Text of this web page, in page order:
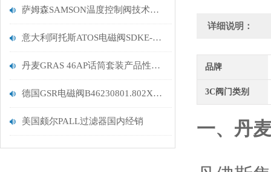
萨姆森SAMSON温度控制阀技术参数
意大利阿托斯ATOS电磁阀SDKE-1713 DC 10S发货
丹麦GRAS 46AP话筒套装产品性能介绍
德国GSR电磁阀B46230801.802XX公司到货出售
美国颇尔PALL过滤器国内经销
详细说明：
品牌
3C阀门类别
一、丹